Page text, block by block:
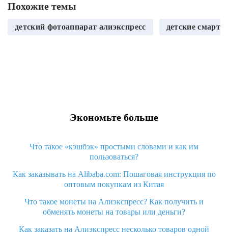
Похожие темы
детский фотоаппарат алиэкспресс детские смарт
Экономьте больше
Что такое «кэшбэк» простыми словами и как им
пользоваться?
Как заказывать на Alibaba.com: Пошаговая инструкция по
оптовым покупкам из Китая
Что такое монеты на Алиэкспресс? Как получить и
обменять монеты на товары или деньги?
Как заказать на Алиэкспресс несколько товаров одной